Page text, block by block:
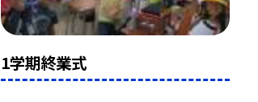
1学期終業式